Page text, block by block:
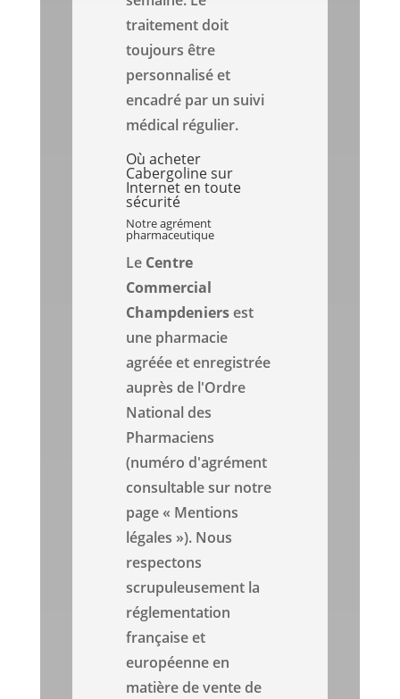
traitement doit
toujours être
personnalisé et
encadré par un suivi
médical régulier.
Où acheter
Cabergoline sur
Internet en toute
sécurité
Notre agrément
pharmaceutique
Le Centre
Commercial
Champdeniersest
une pharmacie
agréée et enregistrée
auprès de l'Ordre
National des
Pharmaciens
(numéro d'agrément
consultable sur notre
page « Mentions
légales »). Nous
respectons
scrupuleusement la
réglementation
française et
européenne en
matière de vente de